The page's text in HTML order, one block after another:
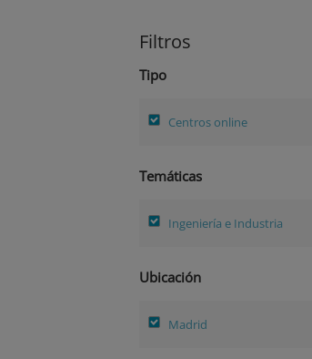
Filtros
Tipo
Centros online
Temáticas
Ingeniería e Industria
Ubicación
Madrid